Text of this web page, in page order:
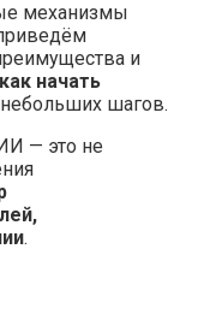
механизмы
и
как начать
шагов.
— это не
.